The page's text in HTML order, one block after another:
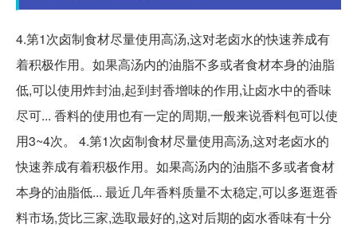
4.第1次卤制食材尽量使用高汤,这对老卤水的快速养成有
着积极作用。如果高汤内的油脂不多或者食材本身的油脂
低,可以使用炸封油,起到封香增味的作用,让卤水中的香味
尽可... 香料的使用也有一定的周期,一般来说香料包可以使
用3~4次。 4.第1次卤制食材尽量使用高汤,这对老卤水的
快速养成有着积极作用。如果高汤内的油脂不多或者食材
本身的油脂低... 最近几年香料质量不太稳定,可以多逛逛香
料市场,货比三家,选取最好的,这对后期的卤水香味有十分